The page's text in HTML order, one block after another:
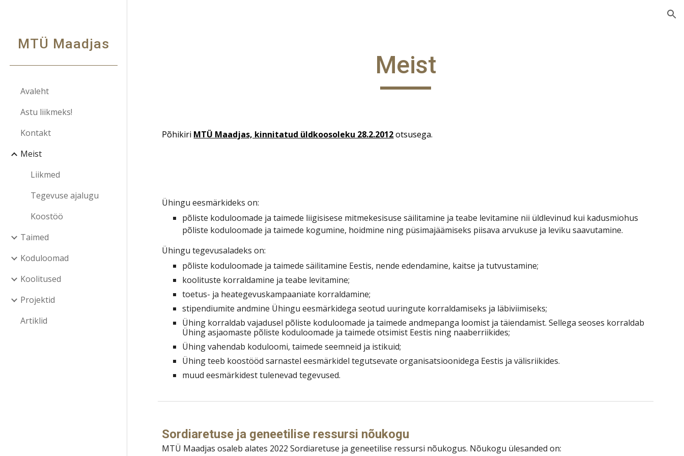
MTÜ Maadjas
Avaleht
Astu liikmeks!
Kontakt
Meist
Liikmed
Tegevuse ajalugu
Koostöö
Taimed
Koduloomad
Koolitused
Projektid
Artiklid
Meist
Põhikiri MTÜ Maadjas, kinnitatud üldkoosoleku 28.2.2012otsusega.
Ühingu eesmärkideks on:
põliste koduloomade ja taimede liigisisese mitmekesisuse säilitamine ja teabe levitamine nii üldlevinud kui kadusmiohus
põliste koduloomade ja taimede kogumine, hoidmine ning püsimajäämiseks piisava arvukuse ja leviku saavutamine.
Ühingu tegevusaladeks on:
põliste koduloomade ja taimede säilitamine Eestis, nende edendamine, kaitse ja tutvustamine;
koolituste korraldamine ja teabe levitamine;
toetus- ja heategevuskampaaniate korraldamine;
stipendiumite andmine Ühingu eesmärkidega seotud uuringute korraldamiseks ja läbiviimiseks;
Ühing korraldab vajadusel põliste koduloomade ja taimede andmepanga loomist ja täiendamist. Sellega seoses korraldab
Ühing asjaomaste põliste koduloomade ja taimede otsimist Eestis ning naaberriikides;
Ühing vahendab koduloomi, taimede seemneid ja istikuid;
Ühing teeb koostööd sarnastel eesmärkidel tegutsevate organisatsioonidega Eestis ja välisriikides.
muud eesmärkidest tulenevad tegevused.
Sordiaretuse ja geneetilise ressursi nõukogu
MTÜ Maadjas osaleb alates 2022 Sordiaretuse ja geneetilise ressursi nõukogus. Nõukogu ülesanded on: